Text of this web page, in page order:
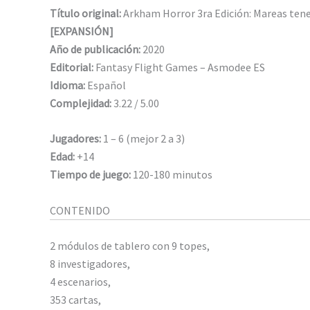
Título original:Arkham Horror 3ra Edición: Mareas
[EXPANSIÓN]
Año de publicación: 2020
Editorial: Fantasy Flight Games – Asmodee ES
Idioma: Español
Complejidad: 3.22 / 5.00
Jugadores: 1 – 6 (mejor 2 a 3)
Edad: +14
Tiempo de juego: 120-180 minutos
CONTENIDO
2 módulos de tablero con 9 topes,
8 investigadores,
4 escenarios,
353 cartas,